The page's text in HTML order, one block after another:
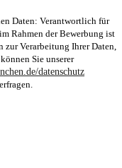
Daten: Verantwortlich für
Rahmen der Bewerbung ist
Verarbeitung Ihrer Daten,
Sie unserer
datenschutz